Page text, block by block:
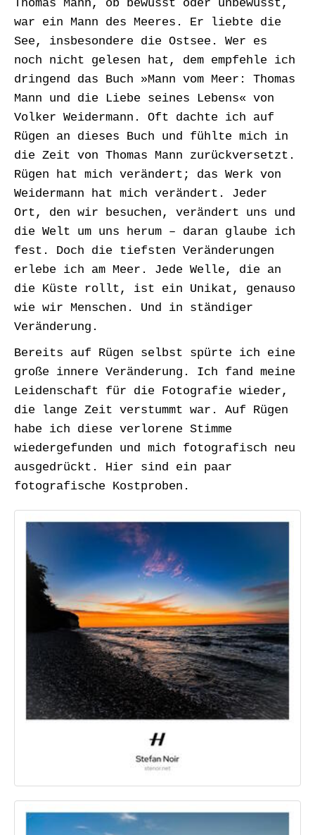
Thomas Mann, ob bewusst oder unbewusst,
war ein Mann des Meeres. Er liebte die
See, insbesondere die Ostsee. Wer es
noch nicht gelesen hat, dem empfehle ich
dringend das Buch »Mann vom Meer: Thomas
Mann und die Liebe seines Lebens« von
Volker Weidermann. Oft dachte ich auf
Rügen an dieses Buch und fühlte mich in
die Zeit von Thomas Mann zurückversetzt.
Rügen hat mich verändert; das Werk von
Weidermann hat mich verändert. Jeder
Ort, den wir besuchen, verändert uns und
die Welt um uns herum – daran glaube ich
fest. Doch die tiefsten Veränderungen
erlebe ich am Meer. Jede Welle, die an
die Küste rollt, ist ein Unikat, genauso
wie wir Menschen. Und in ständiger
Veränderung.
Bereits auf Rügen selbst spürte ich eine
große innere Veränderung. Ich fand meine
Leidenschaft für die Fotografie wieder,
die lange Zeit verstummt war. Auf Rügen
habe ich diese verlorene Stimme
wiedergefunden und mich fotografisch neu
ausgedrückt. Hier sind ein paar
fotografische Kostproben.